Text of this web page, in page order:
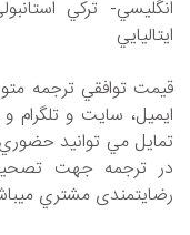
انگليسي- ترکي
ايتاليايي
قيمت توافقي ترجمه
ايميل، سايت و
تمايل مي توانيد
در ترجمه جهت
رضايتمندی مشتري